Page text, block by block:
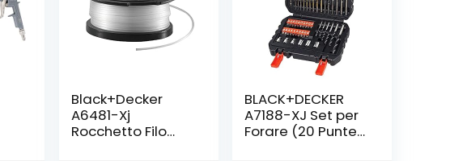
Black+Decker
A6481-Xj
Rocchetto Filo
BLACK+DECKER
A7188-XJ Set per
Forare (20 Punte